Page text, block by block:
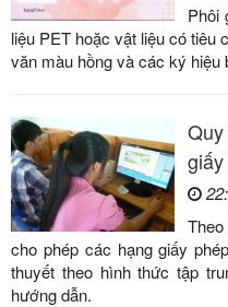
Phôi
liệu PET hoặc vật liệu có tiêu
văn màu hồng và các ký hiệu
cho phép các hạng giấy
thuyết theo hình thức tập
hướng dẫn.